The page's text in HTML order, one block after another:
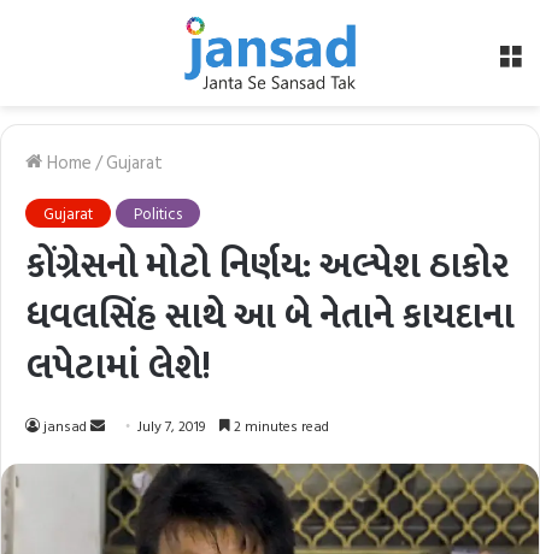
Home/Gujarat
Gujarat Politics
કોંગ્રેસનો મોટો નિર્ણય: અલ્પેશ ઠાકોર
ધવલસિંહ સાથે આ બે નેતાને કાયદાના
લપેટામાં લેશે!
jansad
Send
email
July 7, 2019 2 minutes read